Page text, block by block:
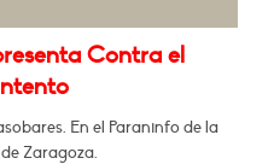
Contra el
En el Paraninfo de la
Zaragoza.